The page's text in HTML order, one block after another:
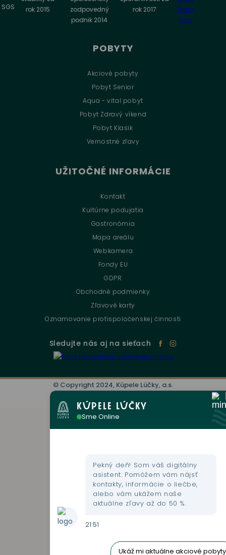
POBYTY
Akciové pobyty
Pobyt Senior
Aqua - vital pobyt
Pobyt Zdravý víkend
Pobyt Klasik
Vernostné zľavy
UŽITOČNÉ INFORMÁCIE
Kontakt
Kultúrne podujatia
Gastronómia
Mapa areálu
Webkamera
Fondy EU
GDPR
Obchodné podmienky
Zľavové karty
Oznamovanie protispoločenskej činnosti
Sledujte nás aj na sieťach
© Copyright 2024, Kúpele Lúčky, a.s.
KÚPELE LÚČKY
Sme Online
Pekný deň! Som váš digitálny
asistent. Pomôžem vám nájsť
kontakty, informácie o liečbe,
alebo vám ukážem naše
aktuálne zľavy až do 50 %.
21:51
Ukáž mi aktuálne akciové pobyty